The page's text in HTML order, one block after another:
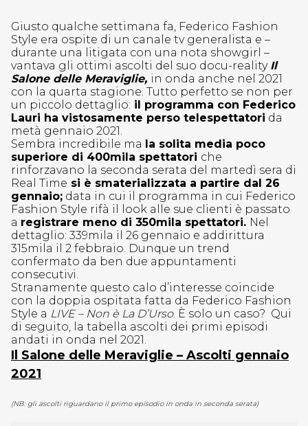
Giusto qualche settimana fa, Federico Fashion
Style era ospite di un canale tv generalista e –
durante una litigata con una nota showgirl –
vantava gli ottimi ascolti del suo docu-reality Il
Salone delle Meraviglie, in onda anche nel 2021
con la quarta stagione. Tutto perfetto se non per
un piccolo dettaglio: il programma con Federico
Lauri ha vistosamente perso telespettatori da
metà gennaio 2021.
Sembra incredibile ma la solita media poco
superiore di 400mila spettatori che
rinforzavano la seconda serata del martedì sera di
Real Time si è smaterializzata a partire dal 26
gennaio; data in cui il programma in cui Federico
Fashion Style rifà il look alle sue clienti è passato
a registrare meno di 350mila spettatori. Nel
dettaglio: 339mila il 26 gennaio e addirittura
315mila il 2 febbraio. Dunque un trend
confermato da ben due appuntamenti
consecutivi.
Stranamente questo calo d’interesse coincide
con la doppia ospitata fatta da Federico Fashion
Style a LIVE – Non è La D’Urso. È solo un caso? Qui
di seguito, la tabella ascolti dei primi episodi
andati in onda nel 2021.
Il Salone delle Meraviglie – Ascolti gennaio
2021
(NB: gli ascolti riguardano il primo episodio in onda in seconda serata)